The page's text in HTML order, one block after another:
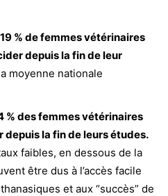
% de femmes vétérinaires
depuis la fin de leur
moyenne nationale
% des femmes vétérinaires
depuis la fin de leurs études.
faibles, en dessous de la
être dus à l’accès facile
et aux “succès” de